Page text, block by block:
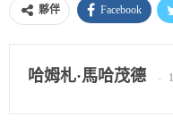
夥伴 Facebook
哈姆札·馬哈茂德